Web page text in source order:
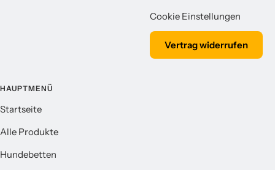
Cookie Einstellungen
Vertrag widerrufen
HAUPTMENÜ
Startseite
Alle Produkte
Hundebetten